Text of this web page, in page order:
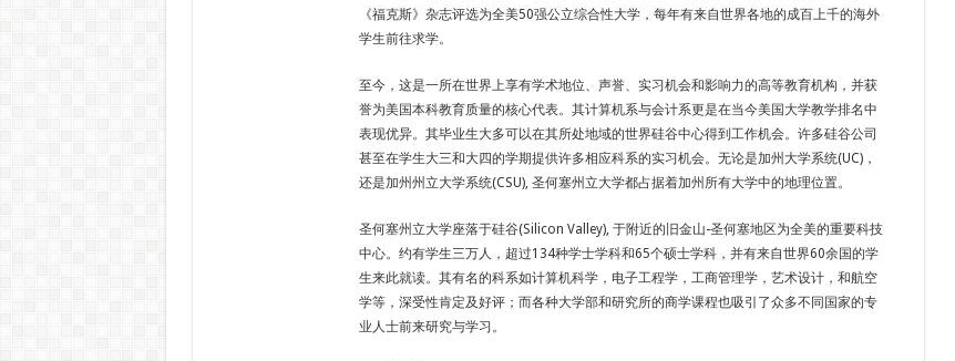
《福克斯》杂志评选为全美50强公立综合性大学，每年有来自世界各地的成百上千的海外
学生前往求学。
至今，这是一所在世界上享有学术地位、声誉、实习机会和影响力的高等教育机构，并获
誉为美国本科教育质量的核心代表。其计算机系与会计系更是在当今美国大学教学排名中
表现优异。其毕业生大多可以在其所处地域的世界硅谷中心得到工作机会。许多硅谷公司
甚至在学生大三和大四的学期提供许多相应科系的实习机会。无论是加州大学系统(UC)，
还是加州州立大学系统(CSU), 圣何塞州立大学都占据着加州所有大学中的地理位置。
圣何塞州立大学座落于硅谷(Silicon Valley), 于附近的旧金山-圣何塞地区为全美的重要科技
中心。约有学生三万人，超过134种学士学科和65个硕士学科，并有来自世界60余国的学
生来此就读。其有名的科系如计算机科学，电子工程学，工商管理学，艺术设计，和航空
学等，深受性肯定及好评；而各种大学部和研究所的商学课程也吸引了众多不同国家的专
业人士前来研究与学习。